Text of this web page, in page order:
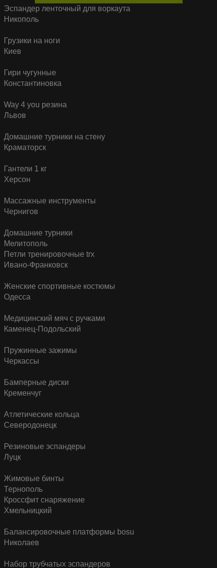
Эспандер ленточный для воркаута
Никополь
Грузики на ноги
Киев
Гири чугунные
Константиновка
Way 4 you резина
Львов
Домашние турники на стену
Краматорск
Гантели 1 кг
Херсон
Массажные инструменты
Чернигов
Домашние турники
Мелитополь
Петли тренировочные trx
Ивано-Франковск
Женские спортивные костюмы
Одесса
Медицинский мяч с ручками
Каменец-Подольский
Пружинные зажимы
Черкассы
Бамперные диски
Кременчуг
Атлетические кольца
Северодонецк
Резиновые эспандеры
Луцк
Жимовые бинты
Тернополь
Кроссфит снаряжение
Хмельницкий
Балансировочные платформы bosu
Николаев
Набор трубчатых эспандеров